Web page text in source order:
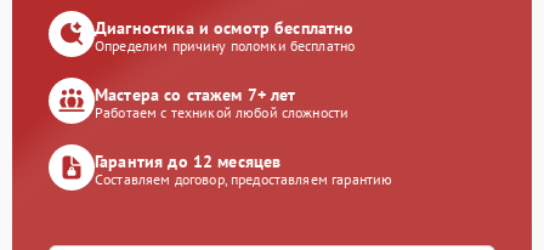
Диагностика и осмотр бесплатно
Определим причину поломки бесплатно
Мастера со стажем 7+ лет
Работаем с техникой любой сложности
Гарантия до 12 месяцев
Составляем договор, предоставляем гарантию